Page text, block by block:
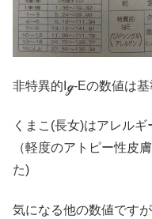
非特異的Iℊ-Eの数値は基
くまこ(長女)はアレルギ
（軽度のアトピー性皮
た)
気になる他の数値です